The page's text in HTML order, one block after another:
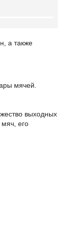
а также
мячей.
выходных
мяч, его